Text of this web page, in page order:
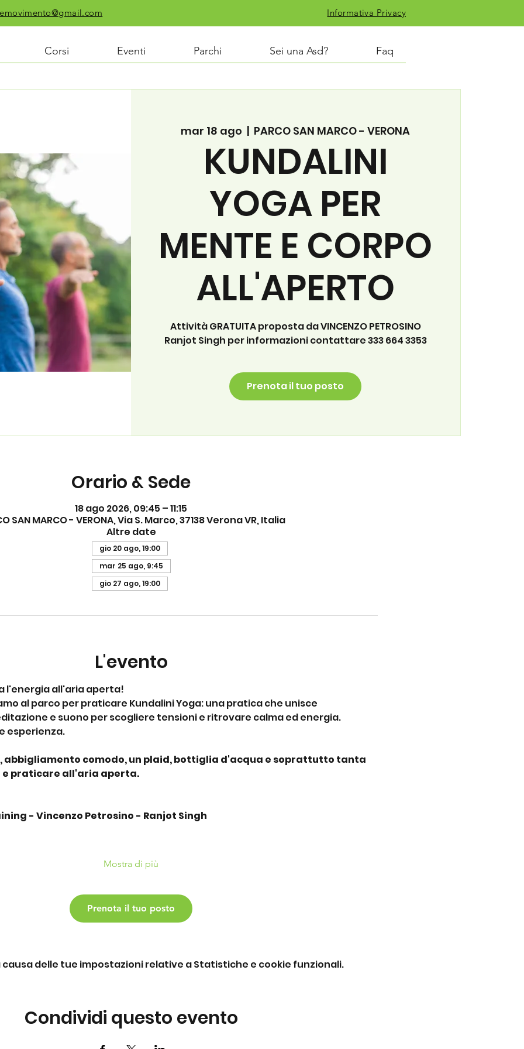
Informativa Privacy
Corsi Eventi Parchi Sei una Asd? Faq
mar 18 ago
  |
PARCO SAN MARCO - VERONA
KUNDALINI
YOGA PER
MENTE E CORPO
ALL'APERTO
Attività GRATUITA proposta da VINCENZO PETROSINO
Ranjot Singh per informazioni contattare 333 664 3353
Prenota il tuo posto
Orario & Sede
18 ago 2026, 09:45 – 11:15
SAN MARCO - VERONA, Via S. Marco, 37138 Verona VR, Italia
Altre date
gio 20 ago, 19:00
mar 25 ago, 9:45
gio 27 ago, 19:00
L'evento
l'energia all'aria aperta!
al parco per praticare Kundalini Yoga: una pratica che unisce
e suono per scogliere tensioni e ritrovare calma ed energia.
esperienza.
abbigliamento comodo, un plaid, bottiglia d'acqua e soprattutto tanta
e praticare all'aria aperta.
- Vincenzo Petrosino - Ranjot Singh
Mostra di più
Prenota il tuo posto
delle tue impostazioni relative a Statistiche e cookie funzionali.
Condividi questo evento